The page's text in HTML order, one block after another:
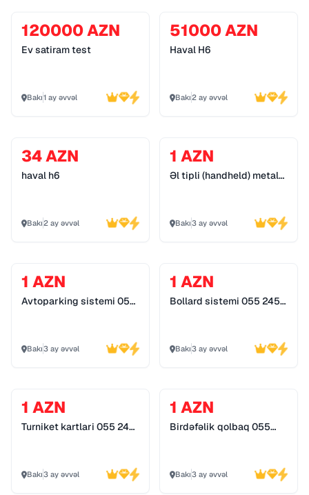
120000 AZN
Ev satiram test
Bakı1 ay əvvəl
51000 AZN
Haval H6
Bakı2 ay əvvəl
34 AZN
haval h6
Bakı2 ay əvvəl
1 AZN
Əl tipli (handheld) metal
Bakı3 ay əvvəl
1 AZN
Avtoparking sistemi 055
Bakı3 ay əvvəl
1 AZN
Bollard sistemi 055 245
Bakı3 ay əvvəl
1 AZN
Turniket kartlari 055 245
Bakı3 ay əvvəl
1 AZN
Birdəfəlik qolbaq 055
Bakı3 ay əvvəl